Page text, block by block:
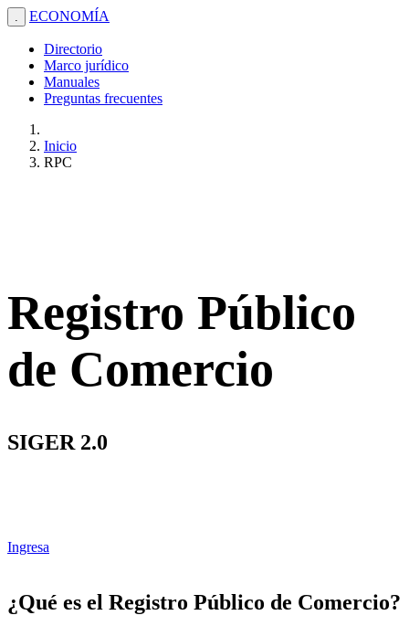
. ECONOMÍA
Directorio
Marco jurídico
Manuales
Preguntas frecuentes
Inicio
RPC
Registro Público
de Comercio
SIGER 2.0
Ingresa
¿Qué es el Registro Público de Comercio?